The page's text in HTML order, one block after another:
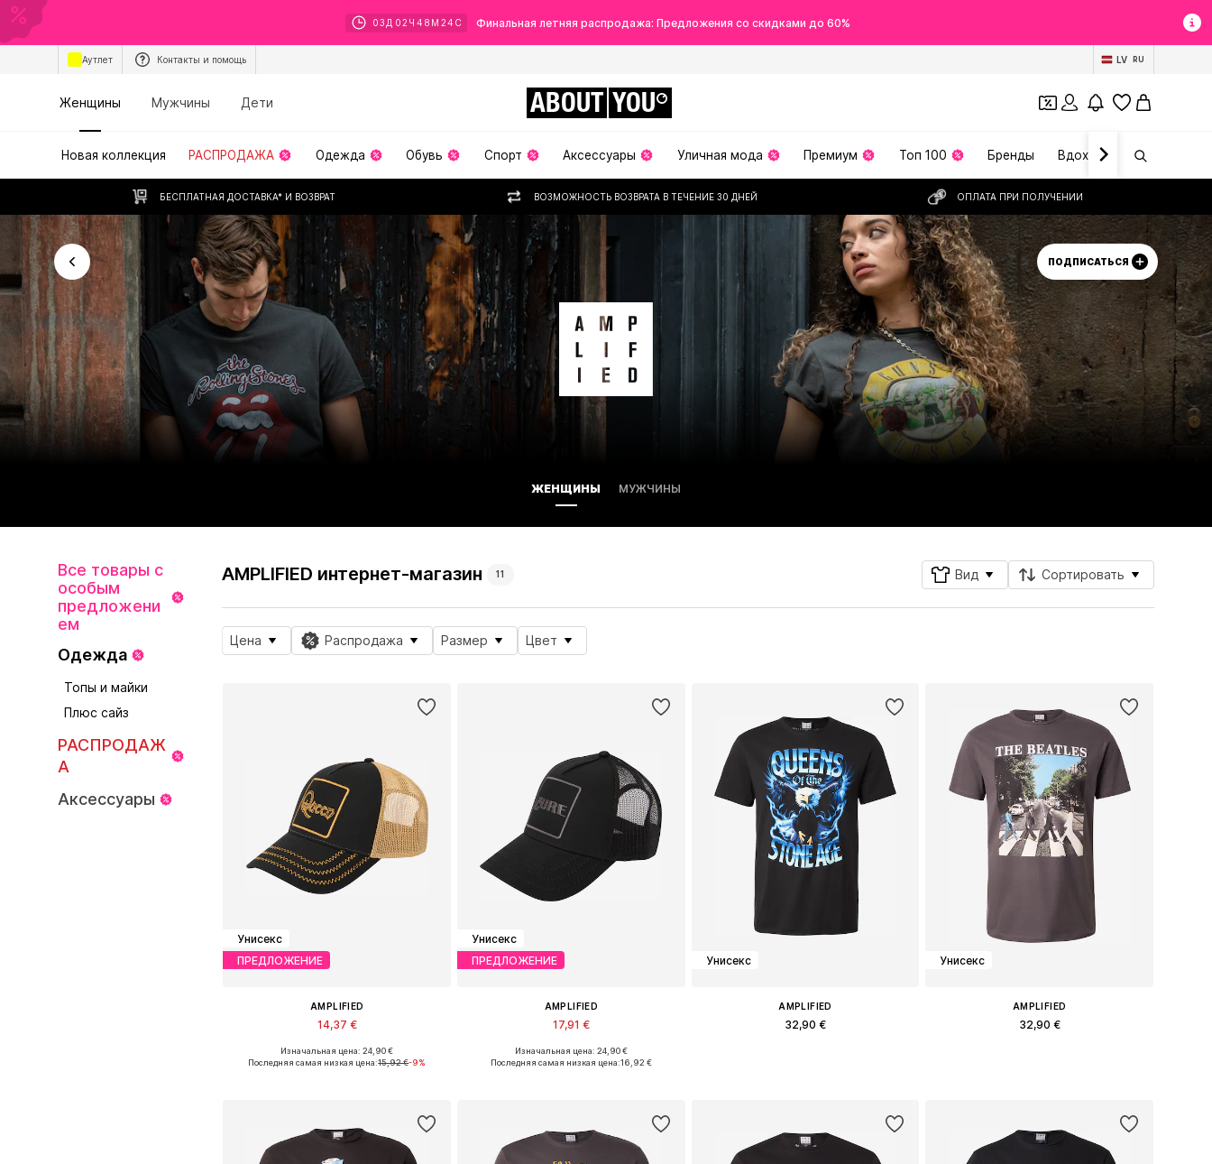
03 Д 02 Ч 48 М 23 С Финальная летняя распродажа: Предложения со скидками до 60%
Аутлет Контакты и помощь LV RU
Женщины Мужчины Дети ABOUT YOU
Новая коллекция РАСПРОДАЖА Одежда Обувь Спорт Аксессуары Уличная мода Премиум Топ 100 Бренды Вдохновение
БЕСПЛАТНАЯ ДОСТАВКА* И ВОЗВРАТ ВОЗМОЖНОСТЬ ВОЗВРАТА В ТЕЧЕНИЕ 30 ДНЕЙ ОПЛАТА ПРИ ПОЛУЧЕНИИ
ПОДПИСАТЬСЯ
ЖЕНЩИНЫ МУЖЧИНЫ
Все товары с
особым
предложени
ем
Одежда
Топы и майки
Плюс сайз
РАСПРОДАЖ
А
Аксессуары
AMPLIFIED интернет-магазин 11 Вид Сортировать
Цена Распродажа Размер Цвет
Унисекс
ПРЕДЛОЖЕНИЕ
AMPLIFIED
14,37 €
Доступные размеры: 55-60
Изначальная цена: 24,90 €
Последняя самая низкая цена:15,92 €-9%
Унисекс
ПРЕДЛОЖЕНИЕ
AMPLIFIED
17,91 €
Доступные размеры: 55-60
Изначальная цена: 24,90 €
Последняя самая низкая цена:16,92 €
Унисекс
AMPLIFIED
32,90 €
Унисекс
AMPLIFIED
32,90 €